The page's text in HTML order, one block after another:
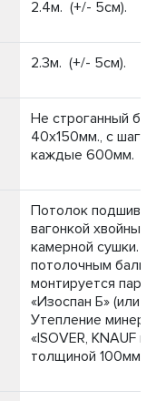
2.4м. (+/- 5см).
2.3м. (+/- 5см).
Не строганный брус
40х150мм., с шагом
каждые 600мм.
Потолок
вагонкой хвойных
камерной сушки. По
потолочным балкам
монтируется паро-
«Изоспан Б» (или
Утепление
«ISOVER, KNAUF или
толщиной 100мм.